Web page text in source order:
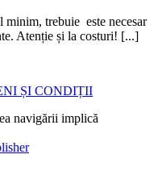
minim, trebuie este necesar
Atenție și la costuri! [...]
ȘI CONDIȚII
navigării implică